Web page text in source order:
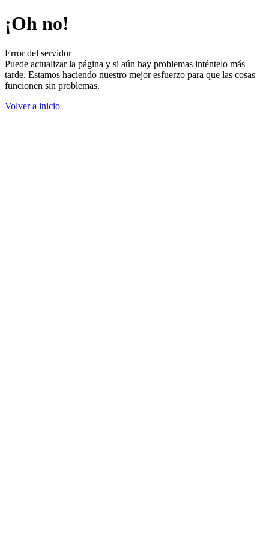
¡Oh no!
Error del servidor
Puede actualizar la página y si aún hay problemas inténtelo más
tarde. Estamos haciendo nuestro mejor esfuerzo para que las cosas
funcionen sin problemas.
Volver a inicio